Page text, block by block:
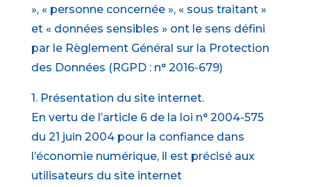
», « personne concernée », « sous traitant »
et « données sensibles » ont le sens défini
par le Règlement Général sur la Protection
des Données (RGPD : n° 2016-679)
1. Présentation du site internet.
En vertu de l’article 6 de la loi n° 2004-575
du 21 juin 2004 pour la confiance dans
l’économie numérique, il est précisé aux
utilisateurs du site internet